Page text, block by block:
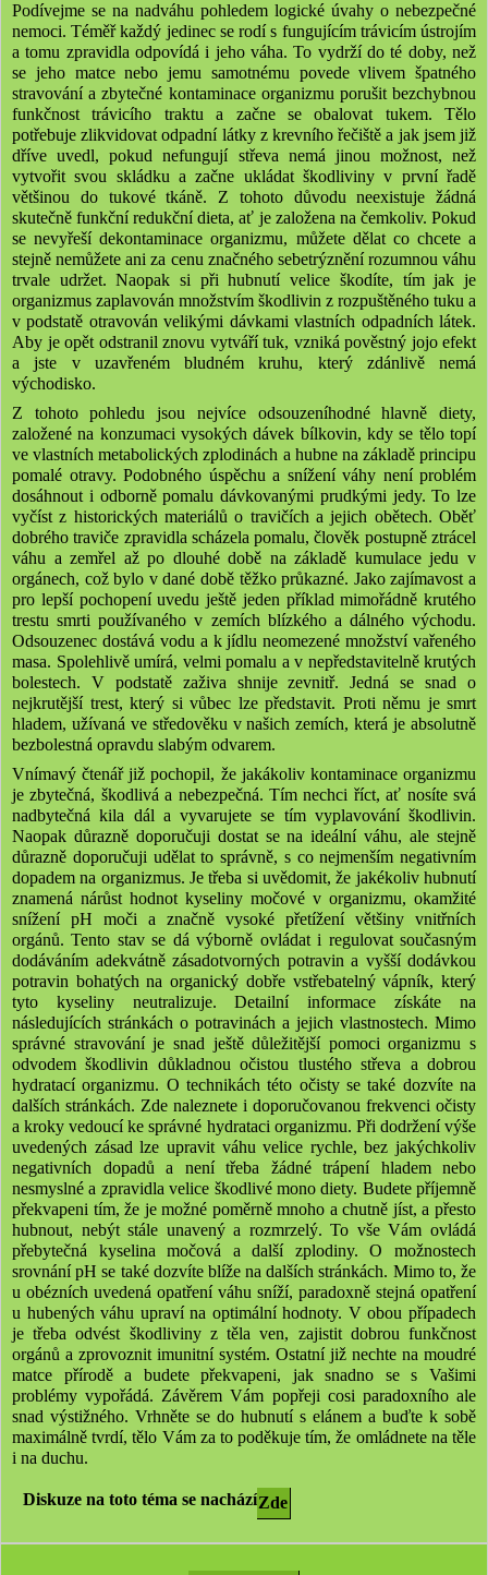
Podívejme se na nadváhu pohledem logické úvahy o nebezpečné
nemoci. Téměř každý jedinec se rodí s fungujícím trávicím ústrojím
a tomu zpravidla odpovídá i jeho váha. To vydrží do té doby, než
se jeho matce nebo jemu samotnému povede vlivem špatného
stravování a zbytečné kontaminace organizmu porušit bezchybnou
funkčnost trávicího traktu a začne se obalovat tukem. Tělo
potřebuje zlikvidovat odpadní látky z krevního řečiště a jak jsem již
dříve uvedl, pokud nefungují střeva nemá jinou možnost, než
vytvořit svou skládku a začne ukládat škodliviny v první řadě
většinou do tukové tkáně. Z tohoto důvodu neexistuje žádná
skutečně funkční redukční dieta, ať je založena na čemkoliv. Pokud
se nevyřeší dekontaminace organizmu, můžete dělat co chcete a
stejně nemůžete ani za cenu značného sebetrýznění rozumnou váhu
trvale udržet. Naopak si při hubnutí velice škodíte, tím jak je
organizmus zaplavován množstvím škodlivin z rozpuštěného tuku a
v podstatě otravován velikými dávkami vlastních odpadních látek.
Aby je opět odstranil znovu vytváří tuk, vzniká pověstný jojo efekt
a jste v uzavřeném bludném kruhu, který zdánlivě nemá
východisko.
Z tohoto pohledu jsou nejvíce odsouzeníhodné hlavně diety,
založené na konzumaci vysokých dávek bílkovin, kdy se tělo topí
ve vlastních metabolických zplodinách a hubne na základě principu
pomalé otravy. Podobného úspěchu a snížení váhy není problém
dosáhnout i odborně pomalu dávkovanými prudkými jedy. To lze
vyčíst z historických materiálů o travičích a jejich obětech. Oběť
dobrého traviče zpravidla scházela pomalu, člověk postupně ztrácel
váhu a zemřel až po dlouhé době na základě kumulace jedu v
orgánech, což bylo v dané době těžko průkazné. Jako zajímavost a
pro lepší pochopení uvedu ještě jeden příklad mimořádně krutého
trestu smrti používaného v zemích blízkého a dálného východu.
Odsouzenec dostává vodu a k jídlu neomezené množství vařeného
masa. Spolehlivě umírá, velmi pomalu a v nepředstavitelně krutých
bolestech. V podstatě zaživa shnije zevnitř. Jedná se snad o
nejkrutější trest, který si vůbec lze představit. Proti němu je smrt
hladem, užívaná ve středověku v našich zemích, která je absolutně
bezbolestná opravdu slabým odvarem.
Vnímavý čtenář již pochopil, že jakákoliv kontaminace organizmu
je zbytečná, škodlivá a nebezpečná. Tím nechci říct, ať nosíte svá
nadbytečná kila dál a vyvarujete se tím vyplavování škodlivin.
Naopak důrazně doporučuji dostat se na ideální váhu, ale stejně
důrazně doporučuji udělat to správně, s co nejmenším negativním
dopadem na organizmus. Je třeba si uvědomit, že jakékoliv hubnutí
znamená nárůst hodnot kyseliny močové v organizmu, okamžité
snížení pH moči a značně vysoké přetížení většiny vnitřních
orgánů. Tento stav se dá výborně ovládat i regulovat současným
dodáváním adekvátně zásadotvorných potravin a vyšší dodávkou
potravin bohatých na organický dobře vstřebatelný vápník, který
tyto kyseliny neutralizuje. Detailní informace získáte na
následujících stránkách o potravinách a jejich vlastnostech. Mimo
správné stravování je snad ještě důležitější pomoci organizmu s
odvodem škodlivin důkladnou očistou tlustého střeva a dobrou
hydratací organizmu. O technikách této očisty se také dozvíte na
dalších stránkách. Zde naleznete i doporučovanou frekvenci očisty
a kroky vedoucí ke správné hydrataci organizmu. Při dodržení výše
uvedených zásad lze upravit váhu velice rychle, bez jakýchkoliv
negativních dopadů a není třeba žádné trápení hladem nebo
nesmyslné a zpravidla velice škodlivé mono diety. Budete příjemně
překvapeni tím, že je možné poměrně mnoho a chutně jíst, a přesto
hubnout, nebýt stále unavený a rozmrzelý. To vše Vám ovládá
přebytečná kyselina močová a další zplodiny. O možnostech
srovnání pH se také dozvíte blíže na dalších stránkách. Mimo to, že
u obézních uvedená opatření váhu sníží, paradoxně stejná opatření
u hubených váhu upraví na optimální hodnoty. V obou případech
je třeba odvést škodliviny z těla ven, zajistit dobrou funkčnost
orgánů a zprovoznit imunitní systém. Ostatní již nechte na moudré
matce přírodě a budete překvapeni, jak snadno se s Vašimi
problémy vypořádá. Závěrem Vám popřeji cosi paradoxního ale
snad výstižného. Vrhněte se do hubnutí s elánem a buďte k sobě
maximálně tvrdí, tělo Vám za to poděkuje tím, že omládnete na těle
i na duchu.
Diskuze na toto téma se nacházíZde